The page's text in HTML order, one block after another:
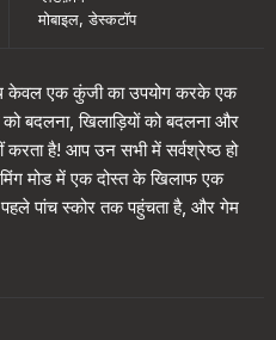
मोबाइल, डेस्कटॉप
केवल एक कुंजी का उपयोग करके एक
बदलना, खिलाड़ियों को बदलना और
है! आप उन सभी में सर्वश्रेष्ठ हो
मोड में एक दोस्त के खिलाफ एक
पांच स्कोर तक पहुंचता है, और गेम